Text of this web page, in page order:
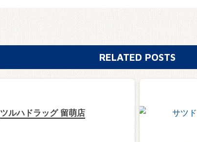
RELATED POSTS
ツルハドラッグ 留萌店